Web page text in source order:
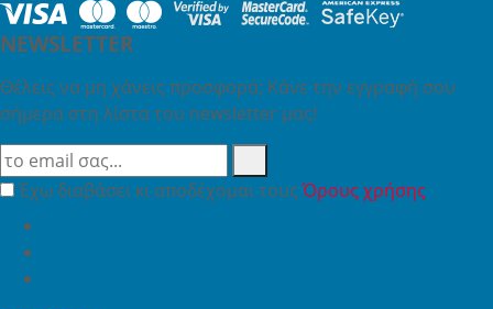
NEWSLETTER
Θέλεις να μη χάνεις προσφορά; Κάνε την εγγραφή σου
σήμερα στη λίστα του newsletter μας!
Έχω διαβάσει κι αποδέχομαι τουςΌρους χρήσης